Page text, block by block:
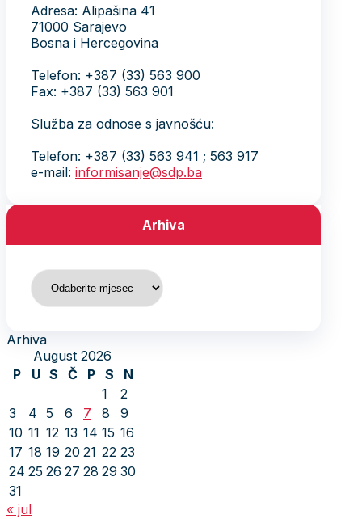
Adresa: Alipašina 41
71000 Sarajevo
Bosna i Hercegovina
Telefon: +387 (33) 563 900
Fax: +387 (33) 563 901
Služba za odnose s javnošću:
Telefon: +387 (33) 563 941 ; 563 917
e-mail: informisanje@sdp.ba
Arhiva
Arhiva
Arhiva
August 2026
P
U S Č P S
N
1
2
3
4 5 6 7 8
9
10 11 12 13 14 15 16
17 18 19 20 21 22 23
24 25 26 27 28 29 30
31
« jul